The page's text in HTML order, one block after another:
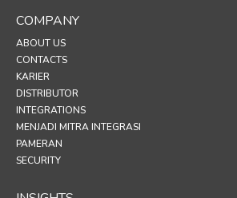
COMPANY
ABOUT US
CONTACTS
KARIER
DISTRIBUTOR
INTEGRATIONS
MENJADI MITRA INTEGRASI
PAMERAN
SECURITY